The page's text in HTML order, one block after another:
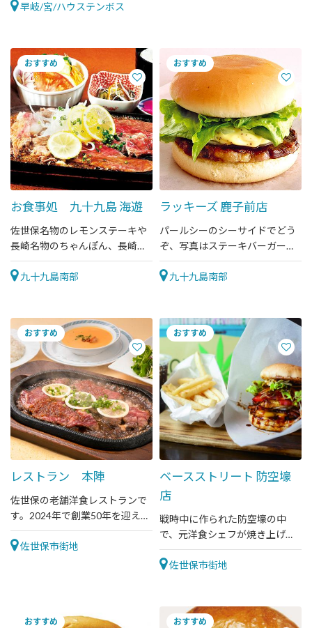
佐世保名物レモンステーキをは
早岐/宮/ハウステンボス
お食事処 九十九島 海遊
佐世保名物のレモンステーキや
長崎名物のちゃんぽん、長崎和
牛100％ハンバーグが味わえる
お店です。団体様も対応。
九十九島南部
ラッキーズ 鹿子前店
パールシーのシーサイドでどう
ぞ、写真はステーキバーガー
770円（税込）
九十九島南部
レストラン 本陣
佐世保の老舗洋食レストランで
す。2024年で創業50年を迎えま
した。
佐世保市街地
ベースストリート 防空壕
店
戦時中に作られた防空壕の中
で、元洋食シェフが焼き上げる
肉厚でふわふわたまごのハンバ
ーガー。
佐世保市街地